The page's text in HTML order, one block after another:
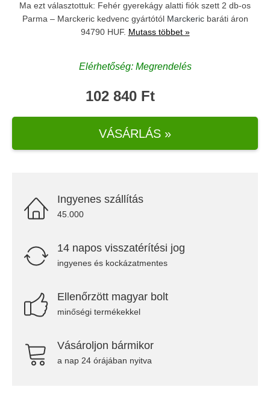
Ma ezt választottuk: Fehér gyerekágy alatti fiók szett 2 db-os
Parma – Marckeric kedvenc gyártótól Marckericbaráti áron
94790 HUF. Mutass többet »
Elérhetőség: Megrendelés
102 840 Ft
VÁSÁRLÁS »
Ingyenes szállítás
45.000
14 napos visszatérítési jog
ingyenes és kockázatmentes
Ellenőrzött magyar bolt
minőségi termékekkel
Vásároljon bármikor
a nap 24 órájában nyitva